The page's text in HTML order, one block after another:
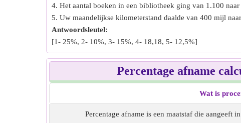
4. Het aantal boeken in een bibliotheek ging van 1.100 naar
5. Uw maandelijkse kilometerstand daalde van 400 mijl
Antwoordsleutel:
[1- 25%, 2- 10%, 3- 15%, 4- 18,18, 5- 12,5%]
Percentage afname
Wat is
Percentage afname is een maatstaf die aangeeft